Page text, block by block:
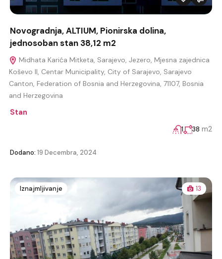
Novogradnja, ALTIUM, Pionirska dolina,
jednosoban stan 38,12 m2
Midhata Karića Mitketa, Sarajevo, Jezero, Mjesna zajednica
Koševo II, Centar Municipality, City of Sarajevo, Sarajevo
Canton, Federation of Bosnia and Herzegovina, 71107, Bosnia
and Herzegovina
Stan
1 38 m2
Dodano: 19 Decembra, 2024
Iznajmljivanje 13